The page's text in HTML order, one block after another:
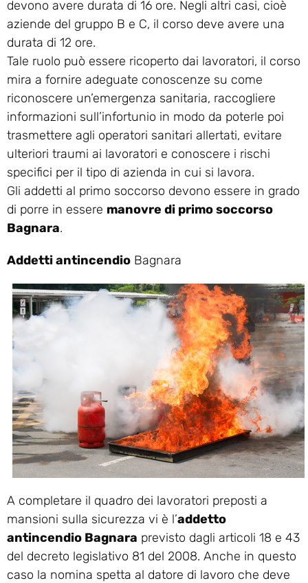
devono avere durata di 16 ore. Negli altri casi, cioè
aziende del gruppo B e C, il corso deve avere una
durata di 12 ore.
Tale ruolo può essere ricoperto dai lavoratori, il corso
mira a fornire adeguate conoscenze su come
riconoscere un’emergenza sanitaria, raccogliere
informazioni sull’infortunio in modo da poterle poi
trasmettere agli operatori sanitari allertati, evitare
ulteriori traumi ai lavoratori e conoscere i rischi
specifici per il tipo di azienda in cui si lavora.
Gli addetti al primo soccorso devono essere in grado
di porre in essere manovre di primo soccorso
Bagnara.
Addetti antincendio Bagnara
A completare il quadro dei lavoratori preposti a
mansioni sulla sicurezza vi è l’addetto
antincendio Bagnara previsto dagli articoli 18 e 43
del decreto legislativo 81 del 2008. Anche in questo
caso la nomina spetta al datore di lavoro che deve